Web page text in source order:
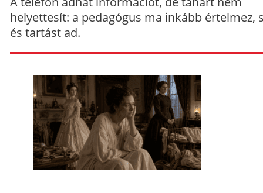
helyettesít: a pedagógus ma inkább értelmez,
és tartást ad.